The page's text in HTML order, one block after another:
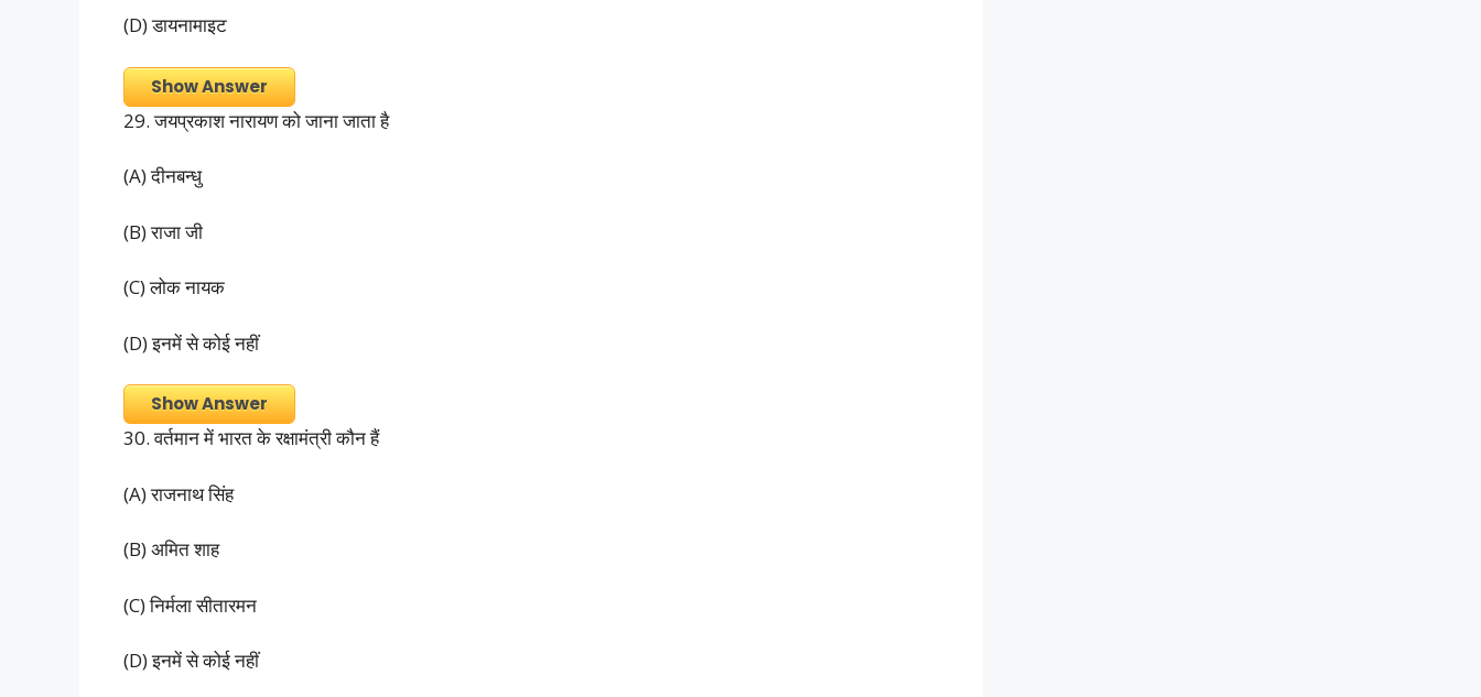
(D) डायनामाइट
Show Answer
29. जयप्रकाश नारायण को जाना जाता है
(A) दीनबन्धु
(B) राजा जी
(C) लोक नायक
(D) इनमें से कोई नहीं
Show Answer
30. वर्तमान में भारत के रक्षामंत्री कौन हैं
(A) राजनाथ सिंह
(B) अमित शाह
(C) निर्मला सीतारमन
(D) इनमें से कोई नहीं